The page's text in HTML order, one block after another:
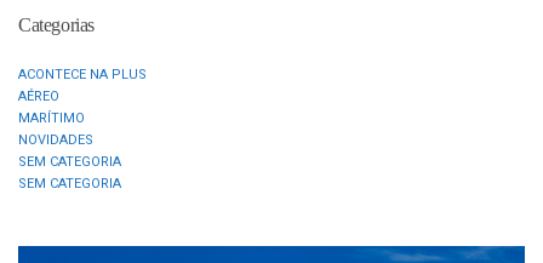
Categorias
ACONTECE NA PLUS
AÉREO
MARÍTIMO
NOVIDADES
SEM CATEGORIA
SEM CATEGORIA